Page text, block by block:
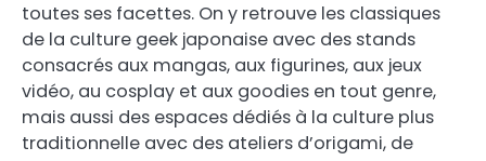
toutes ses facettes. On y retrouve les classiques
de la culture geek japonaise avec des stands
consacrés aux mangas, aux figurines, aux jeux
vidéo, au cosplay et aux goodies en tout genre,
mais aussi des espaces dédiés à la culture plus
traditionnelle avec des ateliers d’origami, de